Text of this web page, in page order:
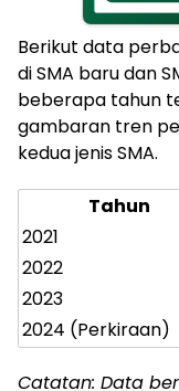
Berikut data
di SMA baru dan
beberapa tahun
gambaran tren
kedua jenis SMA.
Tahun
2021
2022
2023
2024 (Perkiraan)
Catatan: Data